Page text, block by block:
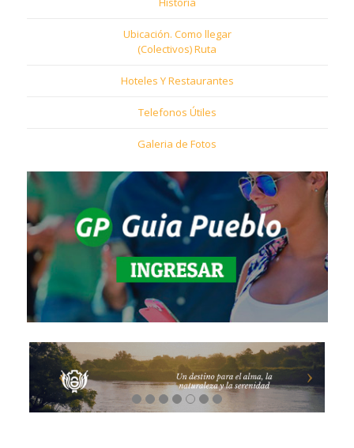
Ubicación. Como llegar
(Colectivos) Ruta
Hoteles Y Restaurantes
Telefonos Útiles
Galeria de Fotos